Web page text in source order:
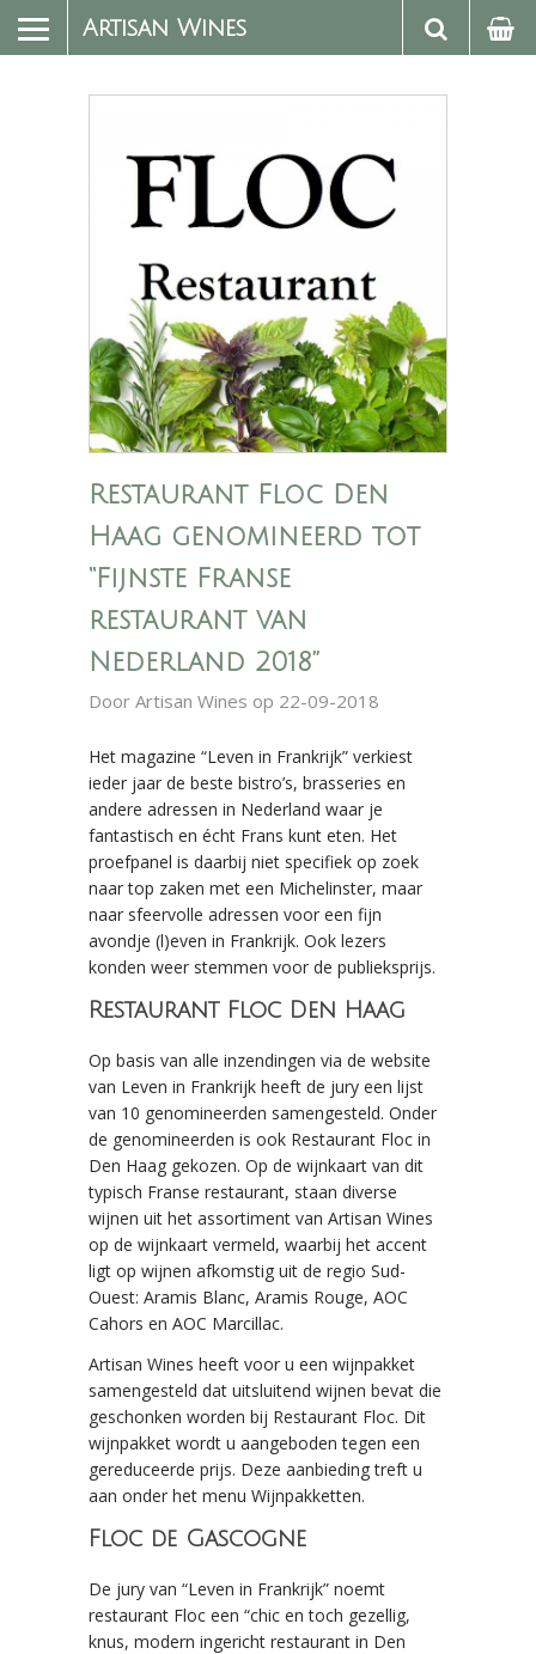
Artisan Wines
Restaurant Floc Den
Haag genomineerd tot
“Fijnste Franse
restaurant van
Nederland 2018”
Door Artisan Wines op 22-09-2018
Het magazine “Leven in Frankrijk” verkiest
ieder jaar de beste bistro’s, brasseries en
andere adressen in Nederland waar je
fantastisch en écht Frans kunt eten. Het
proefpanel is daarbij niet specifiek op zoek
naar top zaken met een Michelinster, maar
naar sfeervolle adressen voor een fijn
avondje (l)even in Frankrijk. Ook lezers
konden weer stemmen voor de publieksprijs.
Restaurant Floc Den Haag
Op basis van alle inzendingen via de website
van Leven in Frankrijk heeft de jury een lijst
van 10 genomineerden samengesteld. Onder
de genomineerden is ook Restaurant Floc in
Den Haag gekozen. Op de wijnkaart van dit
typisch Franse restaurant, staan diverse
wijnen uit het assortiment van Artisan Wines
op de wijnkaart vermeld, waarbij het accent
ligt op wijnen afkomstig uit de regio Sud-
Ouest: Aramis Blanc, Aramis Rouge, AOC
Cahors en AOC Marcillac.
Artisan Wines heeft voor u een wijnpakket
samengesteld dat uitsluitend wijnen bevat die
geschonken worden bij Restaurant Floc. Dit
wijnpakket wordt u aangeboden tegen een
gereduceerde prijs. Deze aanbieding treft u
aan onder het menu Wijnpakketten.
Floc de Gascogne
De jury van “Leven in Frankrijk” noemt
restaurant Floc een “chic en toch gezellig,
knus, modern ingericht restaurant in Den